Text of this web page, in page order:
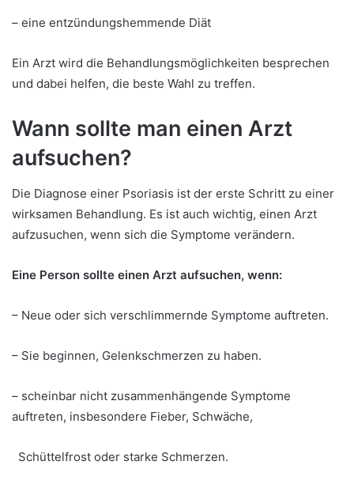
– eine entzündungshemmende Diät
Ein Arzt wird die Behandlungsmöglichkeiten besprechen
und dabei helfen, die beste Wahl zu treffen.
Wann sollte man einen Arzt
aufsuchen?
Die Diagnose einer Psoriasis ist der erste Schritt zu einer
wirksamen Behandlung. Es ist auch wichtig, einen Arzt
aufzusuchen, wenn sich die Symptome verändern.
Eine Person sollte einen Arzt aufsuchen, wenn:
– Neue oder sich verschlimmernde Symptome auftreten.
– Sie beginnen, Gelenkschmerzen zu haben.
– scheinbar nicht zusammenhängende Symptome
auftreten, insbesondere Fieber, Schwäche,
Schüttelfrost oder starke Schmerzen.